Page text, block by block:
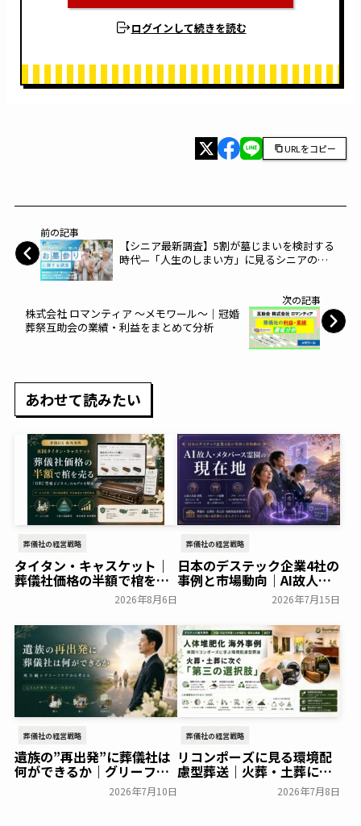
ログインして続きを読む
URLをコピー
前の記事
【シニア最新調査】5割が墓じまいを検討する
時代—「人生のしまい方」に見るシニアのリ
次の記事
株式会社 ロマンティア ～メモワール～｜冠婚
葬祭互助会の業績・利益をまとめて分析
あわせて読みたい
葬儀社の経営戦略
タイタン・キャスケット｜
葬儀社価格の半額で棺を売
る「DTC型棺ビジネス」の
2026年8月6日
葬儀社の経営戦略
日本のデステック企業4社の
事例と市場動向｜AI故人・
メタバース霊園の現在地
2026年7月15日
葬儀社の経営戦略
遺族の”再出発”に葬儀社は
何ができるか｜グリーフケ
アから読み解く故人との向
2026年7月10日
葬儀社の経営戦略
リコンポーズに見る環境配
慮型葬送｜火葬・土葬に次
ぐ第三の選択肢「人体堆肥
2026年7月8日